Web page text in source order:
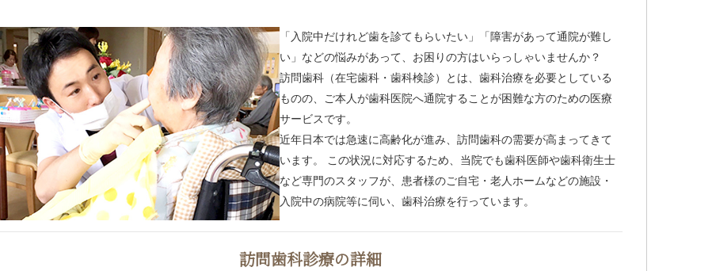
「入院中だけれど歯を診てもらいたい」「障害があって通院が難し
い」などの悩みがあって、お困りの方はいらっしゃいませんか？
訪問歯科（在宅歯科・歯科検診）とは、歯科治療を必要としている
ものの、ご本人が歯科医院へ通院することが困難な方のための医療
サービスです。
近年日本では急速に高齢化が進み、訪問歯科の需要が高まってきて
います。 この状況に対応するため、当院でも歯科医師や歯科衛生士
など専門のスタッフが、患者様のご自宅・老人ホームなどの施設・
入院中の病院等に伺い、歯科治療を行っています。
訪問歯科診療の詳細